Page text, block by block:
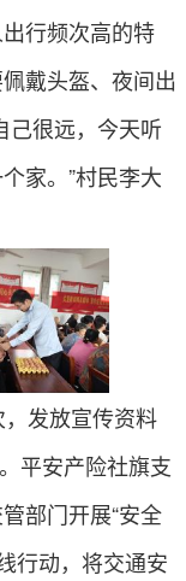
行频次高的特
戴头盔、夜间出
己很远，今天听
家。”村民李大
发放宣传资料
平安产险社旗支
部门开展“安全
行动，将交通安